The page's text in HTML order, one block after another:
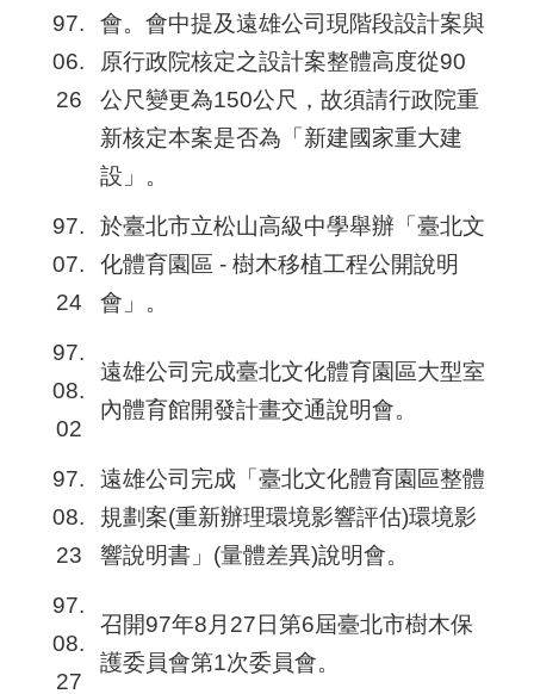
97.
06.
26
會。會中提及遠雄公司現階段設計案與
原行政院核定之設計案整體高度從90
公尺變更為150公尺，故須請行政院重
新核定本案是否為「新建國家重大建
設」。
97.
07.
24
於臺北市立松山高級中學舉辦「臺北文
化體育園區 - 樹木移植工程公開說明
會」。
97.
08.
02
遠雄公司完成臺北文化體育園區大型室
內體育館開發計畫交通說明會。
97.
08.
23
遠雄公司完成「臺北文化體育園區整體
規劃案(重新辦理環境影響評估)環境影
響說明書」(量體差異)說明會。
97.
08.
27
召開97年8月27日第6屆臺北市樹木保
護委員會第1次委員會。